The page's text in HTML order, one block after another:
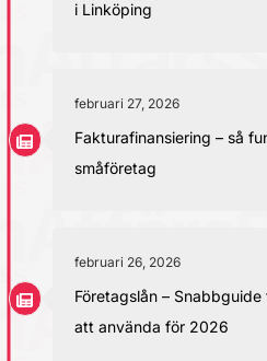
i Linköping
februari 27, 2026
Fakturafinansiering – så
småföretag
februari 26, 2026
Företagslån –
att använda för 2026